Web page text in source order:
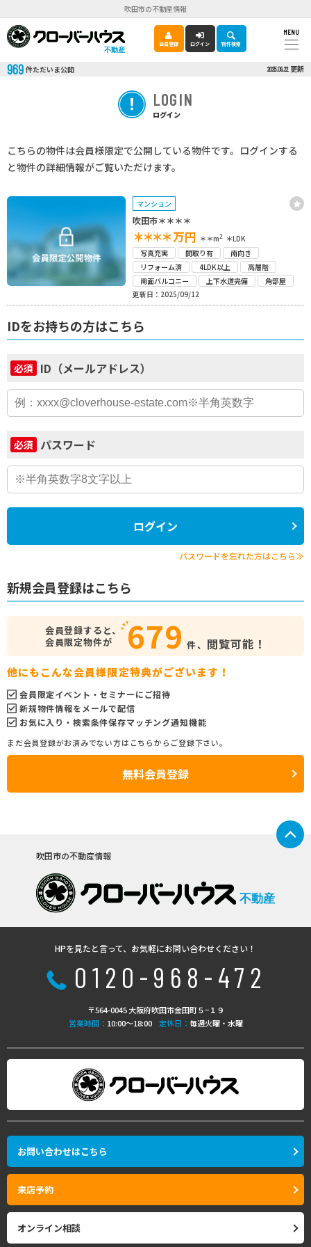
吹田市の不動産情報
不動産
会員登録 ログイン 物件検索
MENU
969 件ただいま公開 2025.09.22 更新
LOGIN
ログイン
こちらの物件は会員様限定で公開している物件です。ログインする
と物件の詳細情報がご覧いただけます。
マンション
吹田市＊＊＊＊
＊＊＊＊万円 ＊＊m2 ＊LDK
写真充実
間取り有
南向き
リフォーム済
4LDK以上
高層階
南面バルコニー
上下水道完備
角部屋
更新日：2025/09/12
IDをお持ちの方はこちら
必須 ID（メールアドレス）
必須 パスワード
ログイン
パスワードを忘れた方はこちら≫
新規会員登録はこちら
会員登録すると、
会員限定物件が
679 件、 閲覧可能！
他にもこんな会員様限定特典がございます！
会員限定イベント・セミナーにご招待
新規物件情報をメールで配信
お気に入り・検索条件保存マッチング通知機能
まだ会員登録がお済みでない方はこちらからご登録下さい。
無料会員登録
吹田市の不動産情報
不動産
HPを見たと言って、お気軽にお問い合わせください！
0120-968-472
〒564-0045 大阪府吹田市金田町５−１９
営業時間： 10:00〜18:00 定休日： 毎週火曜・水曜
お問い合わせはこちら
来店予約
オンライン相談